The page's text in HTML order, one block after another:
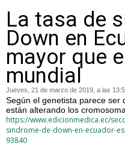
La tasa de
Down en
mayor que
mundial
Jueves, 21 de marzo de 2019, a las
Según el genetista parece ser
están alterando los
https://www.edicionmedica.ec/
sindrome-de-down-en-ecuador-
93840